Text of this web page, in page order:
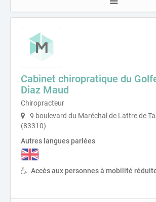
Cabinet chiropratique du
Diaz Maud
Chiropracteur
9 boulevard du Maréchal de Lattre de
(83310)
Autres langues parlées
Accès aux personnes à mobilité